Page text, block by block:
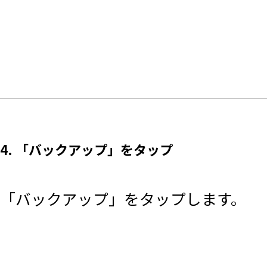
4. 「バックアップ」をタップ
「バックアップ」をタップします。